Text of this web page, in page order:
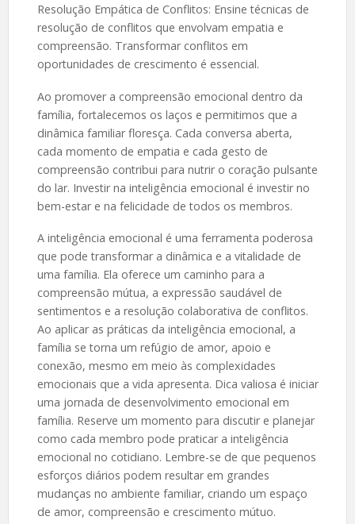
Resolução Empática de Conflitos: Ensine técnicas de
resolução de conflitos que envolvam empatia e
compreensão. Transformar conflitos em
oportunidades de crescimento é essencial.
Ao promover a compreensão emocional dentro da
família, fortalecemos os laços e permitimos que a
dinâmica familiar floresça. Cada conversa aberta,
cada momento de empatia e cada gesto de
compreensão contribui para nutrir o coração pulsante
do lar. Investir na inteligência emocional é investir no
bem-estar e na felicidade de todos os membros.
A inteligência emocional é uma ferramenta poderosa
que pode transformar a dinâmica e a vitalidade de
uma família. Ela oferece um caminho para a
compreensão mútua, a expressão saudável de
sentimentos e a resolução colaborativa de conflitos.
Ao aplicar as práticas da inteligência emocional, a
família se torna um refúgio de amor, apoio e
conexão, mesmo em meio às complexidades
emocionais que a vida apresenta. Dica valiosa é iniciar
uma jornada de desenvolvimento emocional em
família. Reserve um momento para discutir e planejar
como cada membro pode praticar a inteligência
emocional no cotidiano. Lembre-se de que pequenos
esforços diários podem resultar em grandes
mudanças no ambiente familiar, criando um espaço
de amor, compreensão e crescimento mútuo.